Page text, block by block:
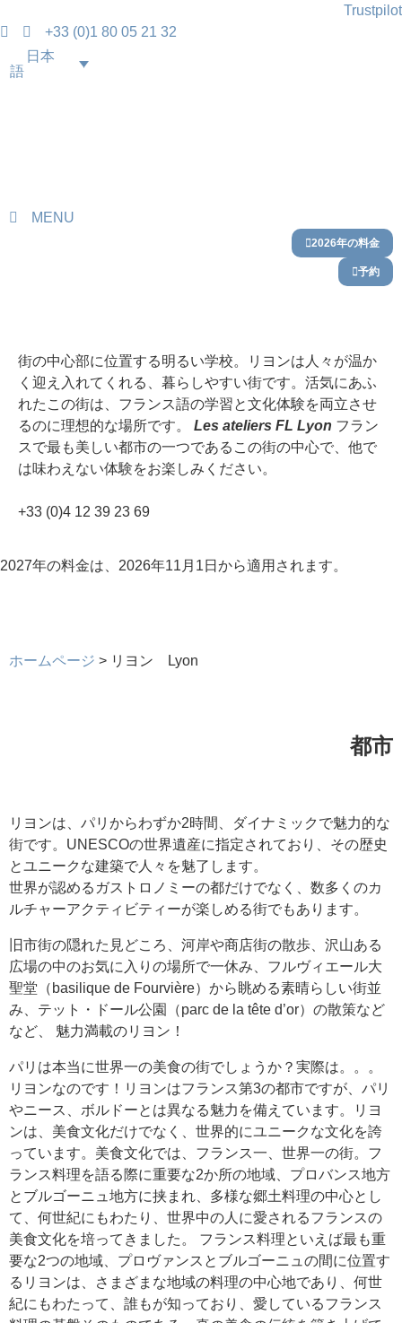
Trustpilot
+33 (0)1 80 05 21 32
日本
語
MENU
2026年の料金
予約
街の中心部に位置する明るい学校。リヨンは人々が温か
く迎え入れてくれる、暮らしやすい街です。活気にあふ
れたこの街は、フランス語の学習と文化体験を両立させ
るのに理想的な場所です。 Les ateliers FL Lyon フラン
スで最も美しい都市の一つであるこの街の中心で、他で
は味わえない体験をお楽しみください。
+33 (0)4 12 39 23 69
2027年の料金は、2026年11月1日から適用されます。
ホームページ > リヨン Lyon
都市
リヨンは、パリからわずか2時間、ダイナミックで魅力的な
街です。UNESCOの世界遺産に指定されており、その歴史
とユニークな建築で人々を魅了します。
世界が認めるガストロノミーの都だけでなく、数多くのカ
ルチャーアクティビティーが楽しめる街でもあります。
旧市街の隠れた見どころ、河岸や商店街の散歩、沢山ある
広場の中のお気に入りの場所で一休み、フルヴィエール大
聖堂（basilique de Fourvière）から眺める素晴らしい街並
み、テット・ドール公園（parc de la tête d’or）の散策など
など、 魅力満載のリヨン！
パリは本当に世界一の美食の街でしょうか？実際は。。。
リヨンなのです！リヨンはフランス第3の都市ですが、パリ
やニース、ボルドーとは異なる魅力を備えています。リヨ
ンは、美食文化だけでなく、世界的にユニークな文化を誇
っています。美食文化では、フランス一、世界一の街。フ
ランス料理を語る際に重要な2か所の地域、プロバンス地方
とブルゴーニュ地方に挟まれ、多様な郷土料理の中心とし
て、何世紀にもわたり、世界中の人に愛されるフランスの
美食文化を培ってきました。 フランス料理といえば最も重
要な2つの地域、プロヴァンスとブルゴーニュの間に位置す
るリヨンは、さまざまな地域の料理の中心地であり、何世
紀にもわたって、誰もが知っており、愛しているフランス